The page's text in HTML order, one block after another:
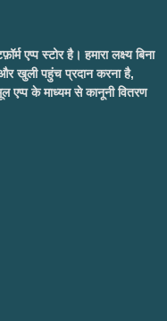
एप्प स्टोर है। हमारा लक्ष्य बिना
खुली पहुंच प्रदान करना है,
एप्प के माध्यम से कानूनी वितरण